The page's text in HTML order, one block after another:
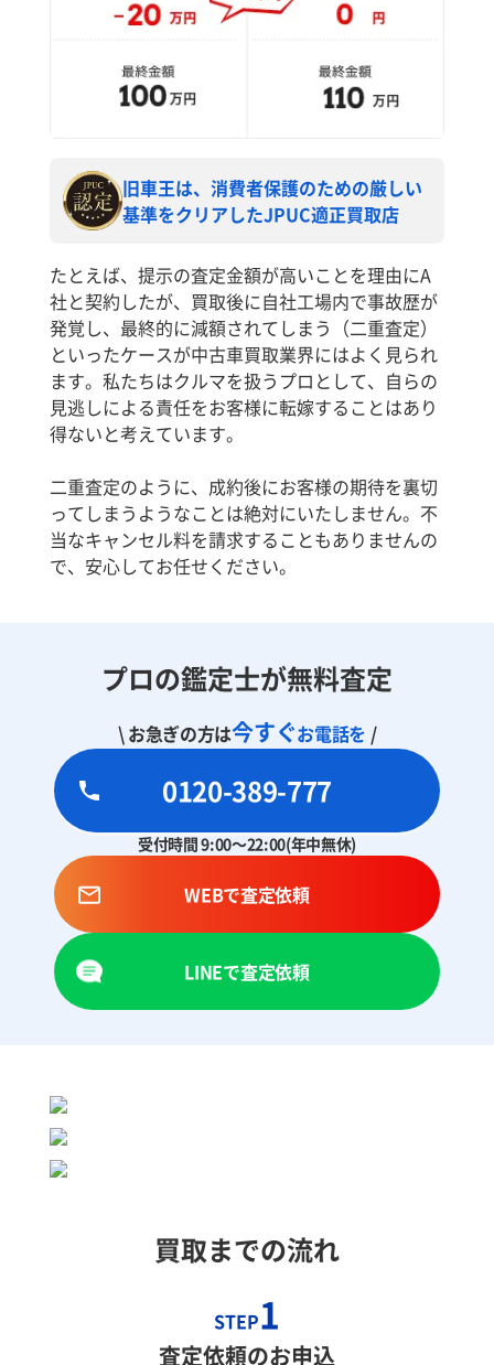
旧車王は、消費者保護のための厳しい
基準をクリアしたJPUC適正買取店
たとえば、提示の査定金額が高いことを理由にA
社と契約したが、買取後に自社工場内で事故歴が
発覚し、最終的に減額されてしまう（二重査定）
といったケースが中古車買取業界にはよく見られ
ます。私たちはクルマを扱うプロとして、自らの
見逃しによる責任をお客様に転嫁することはあり
得ないと考えています。
二重査定のように、成約後にお客様の期待を裏切
ってしまうようなことは絶対にいたしません。不
当なキャンセル料を請求することもありませんの
で、安心してお任せください。
プロの鑑定士が無料査定
\ お急ぎの方は今すぐお電話を /
0120-389-777
受付時間 9:00～22:00(年中無休)
WEBで査定依頼
LINEで査定依頼
買取までの流れ
STEP1
査定依頼のお申込